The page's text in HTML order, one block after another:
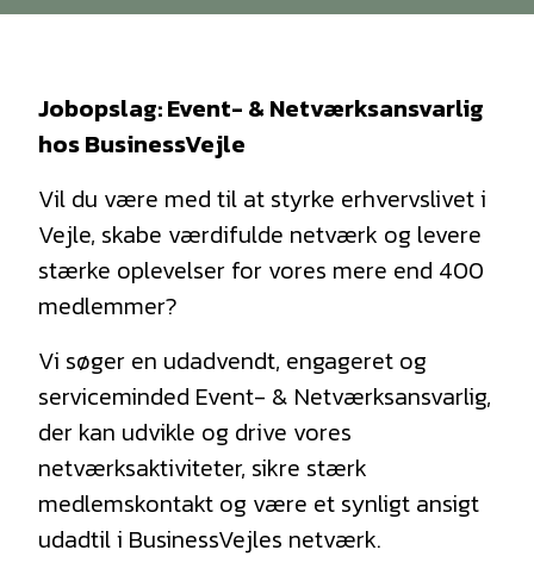
Jobopslag: Event- & Netværksansvarlig
hos BusinessVejle
Vil du være med til at styrke erhvervslivet i
Vejle, skabe værdifulde netværk og levere
stærke oplevelser for vores mere end 400
medlemmer?
Vi søger en udadvendt, engageret og
serviceminded Event- & Netværksansvarlig,
der kan udvikle og drive vores
netværksaktiviteter, sikre stærk
medlemskontakt og være et synligt ansigt
udadtil i BusinessVejles netværk.